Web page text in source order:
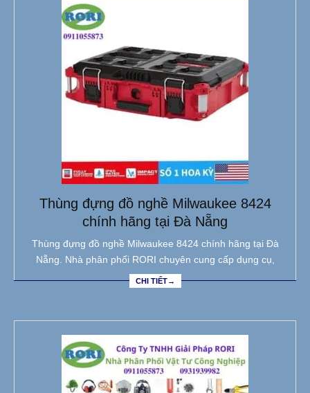
Thùng đựng đồ nghề Milwaukee 8424
chính hãng tại Đà Nẵng
Thùng đựng đồ nghề Milwaukee 8424 chính hãng tại Đà
Nẵng. Nhà phân phối RORI chuyên cung cấp dụng cụ,
CHI TIẾT→